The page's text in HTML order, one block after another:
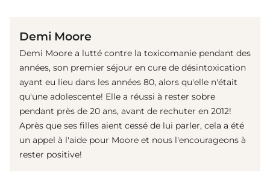
Demi Moore
Demi Moore a lutté contre la toxicomanie pendant des
années, son premier séjour en cure de désintoxication
ayant eu lieu dans les années 80, alors qu'elle n'était
qu'une adolescente! Elle a réussi à rester sobre
pendant près de 20 ans, avant de rechuter en 2012!
Après que ses filles aient cessé de lui parler, cela a été
un appel à l'aide pour Moore et nous l'encourageons à
rester positive!